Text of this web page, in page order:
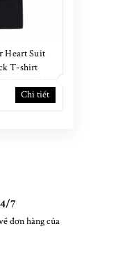
Heart Suit
T-shirt
Chi tiết
7
đơn hàng của